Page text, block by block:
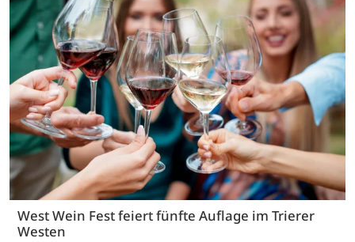
West Wein Fest feiert fünfte Auflage im Trierer
Westen